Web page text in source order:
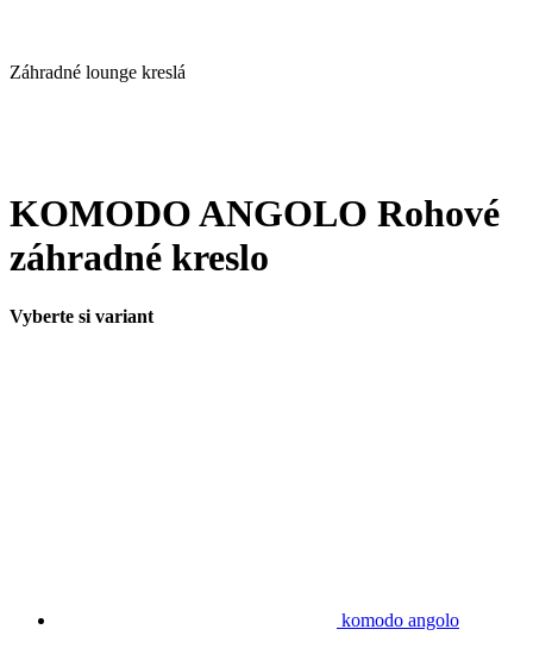
Záhradné lounge kreslá
KOMODO ANGOLO Rohové
záhradné kreslo
Vyberte si variant
komodo angolo